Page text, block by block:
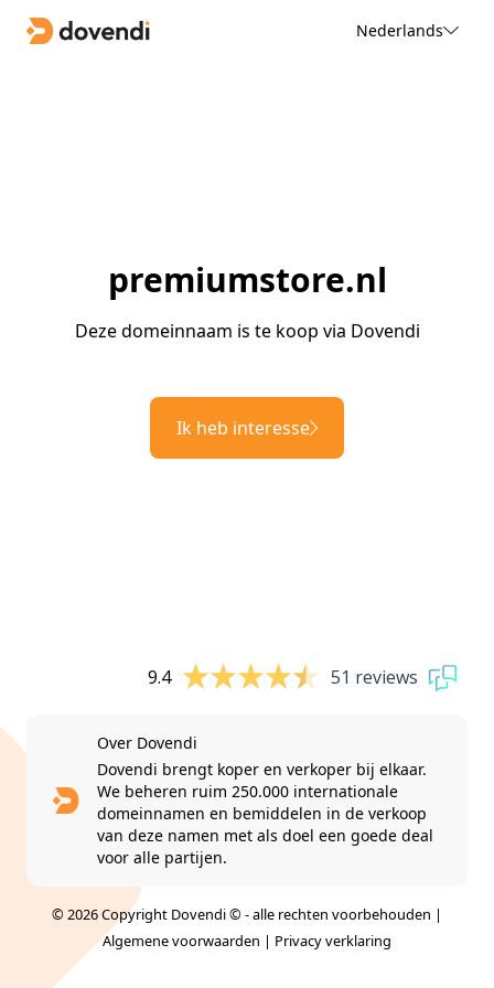
Nederlands
premiumstore.nl
Deze domeinnaam is te koop via Dovendi
Ik heb interesse
9.4 51 reviews
Over Dovendi
Dovendi brengt koper en verkoper bij elkaar.
We beheren ruim 250.000 internationale
domeinnamen en bemiddelen in de verkoop
van deze namen met als doel een goede deal
voor alle partijen.
© 2026 Copyright Dovendi © - alle rechten voorbehouden |
Algemene voorwaarden | Privacy verklaring